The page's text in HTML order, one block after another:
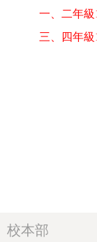
一、二年級
三、四年級
校本部